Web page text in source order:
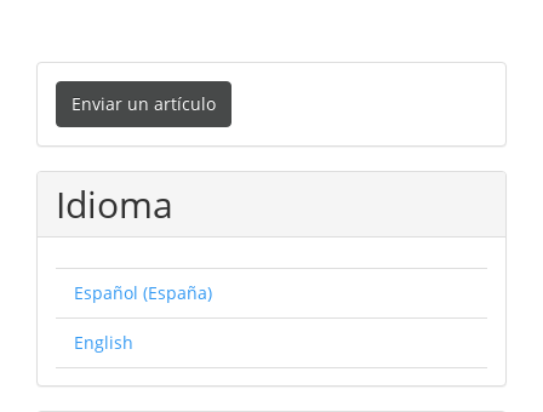
Enviar
un
artículo
Enviar un artículo
Idioma
Español (España)
English